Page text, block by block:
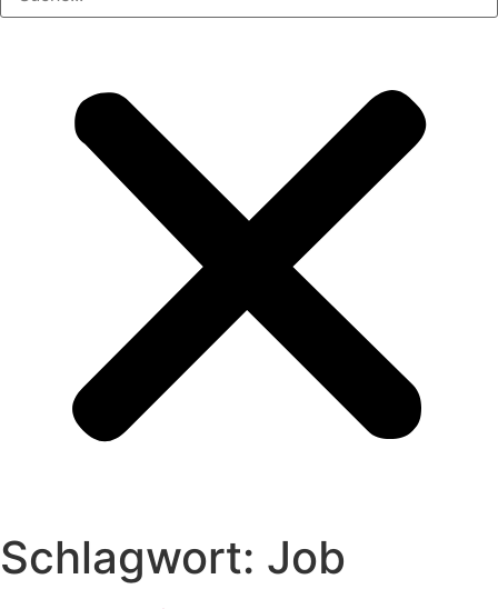
Schlagwort: Job